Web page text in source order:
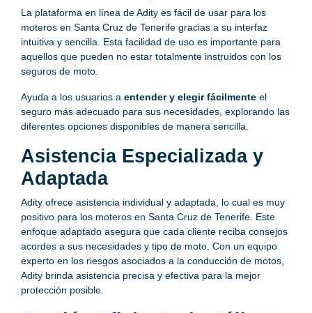
La plataforma en línea de Adity es fácil de usar para los
moteros en Santa Cruz de Tenerife gracias a su interfaz
intuitiva y sencilla. Esta facilidad de uso es importante para
aquellos que pueden no estar totalmente instruidos con los
seguros de moto.
Ayuda a los usuarios a entender y elegir fácilmente el
seguro más adecuado para sus necesidades, explorando las
diferentes opciones disponibles de manera sencilla.
Asistencia Especializada y
Adaptada
Adity ofrece asistencia individual y adaptada, lo cual es muy
positivo para los moteros en Santa Cruz de Tenerife. Este
enfoque adaptado asegura que cada cliente reciba consejos
acordes a sus necesidades y tipo de moto. Con un equipo
experto en los riesgos asociados a la conducción de motos,
Adity brinda asistencia precisa y efectiva para la mejor
protección posible.